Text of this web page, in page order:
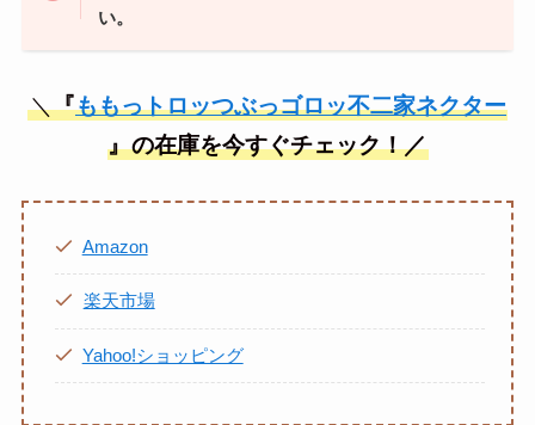
い。
＼『ももっトロッつぶっゴロッ不二家ネクター
』の在庫を今すぐチェック！／
Amazon
楽天市場
Yahoo!ショッピング